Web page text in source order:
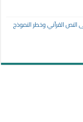
النص القرآني وخطر النموذج